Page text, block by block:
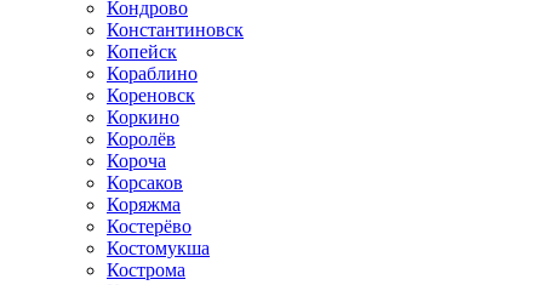
Кондрово
Константиновск
Копейск
Кораблино
Кореновск
Коркино
Королёв
Короча
Корсаков
Коряжма
Костерёво
Костомукша
Кострома